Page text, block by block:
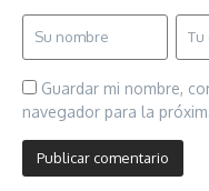
Guardar mi nombre,
navegador para la